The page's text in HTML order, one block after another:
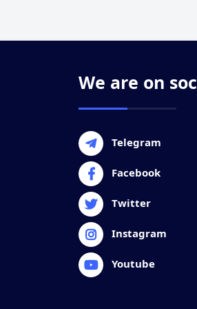
We are on
Telegram
Facebook
Twitter
Instagram
Youtube